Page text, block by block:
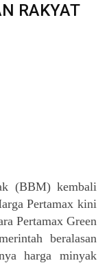
RAKYAT
(BBM) kembali
Pertamax kini
Pertamax Green
beralasan
harga minyak